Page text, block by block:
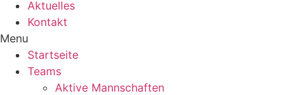
Aktuelles
Kontakt
Menu
Startseite
Teams
Aktive Mannschaften